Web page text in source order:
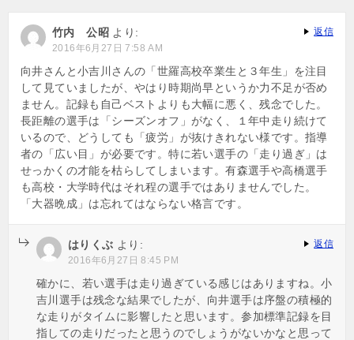
ョ
ン
竹内 公昭 より:
2016年6月27日 7:58 AM
向井さんと小吉川さんの「世羅高校卒業生と３年生」を注目
して見ていましたが、やはり時期尚早というか力不足が否め
ません。記録も自己ベストよりも大幅に悪く、残念でした。
長距離の選手は「シーズンオフ」がなく、１年中走り続けて
いるので、どうしても「疲労」が抜けきれない様です。指導
者の「広い目」が必要です。特に若い選手の「走り過ぎ」は
せっかくの才能を枯らしてしまいます。有森選手や高橋選手
も高校・大学時代はそれ程の選手ではありませんでした。
「大器晩成」は忘れてはならない格言です。
返信
はりくぶ より:
2016年6月27日 8:45 PM
確かに、若い選手は走り過ぎている感じはありますね。小
吉川選手は残念な結果でしたが、向井選手は序盤の積極的
な走りがタイムに影響したと思います。参加標準記録を目
指しての走りだったと思うのでしょうがないかなと思って
返信